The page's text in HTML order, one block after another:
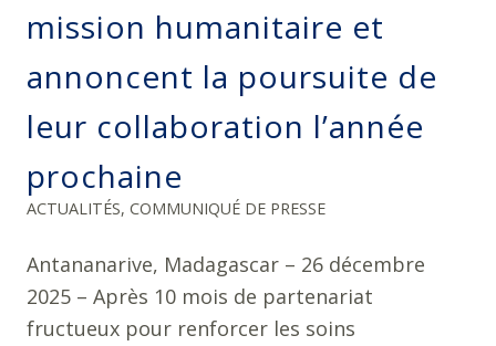
mission humanitaire et
annoncent la poursuite de
leur collaboration l’année
prochaine
ACTUALITÉS, COMMUNIQUÉ DE PRESSE
Antananarive, Madagascar – 26 décembre
2025 – Après 10 mois de partenariat
fructueux pour renforcer les soins